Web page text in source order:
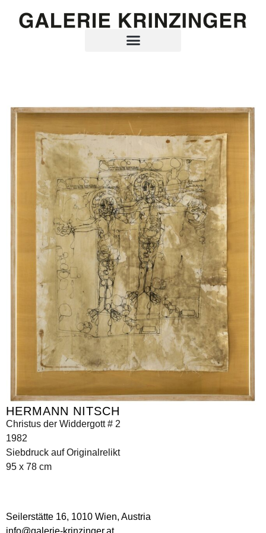
HERMANN NITSCH
Christus der Widdergott # 2
1982
Siebdruck auf Originalrelikt
95 x 78 cm
Seilerstätte 16, 1010 Wien, Austria